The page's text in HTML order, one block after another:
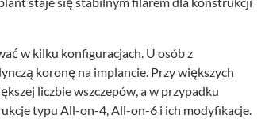
w kilku konfiguracjach. U osób z
koronę na implancie. Przy większych
liczbie wszczepów, a w przypadku
typu All-on-4, All-on-6 i ich modyfikacje.